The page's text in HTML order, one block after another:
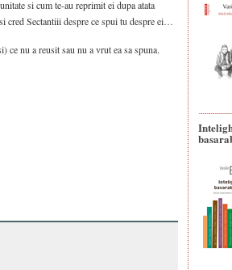
si cum te-au reprimit ei dupa atata
cred Sectantiii despre ce spui tu despre ei…
nu a reusit sau nu a vrut ea sa spuna.